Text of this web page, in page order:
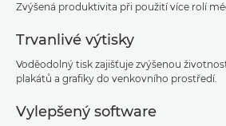
Zvýšená produktivita při použití více rolí
Trvanlivé výtisky
Voděodolný tisk zajišťuje zvýšenou
plakátů a grafiky do venkovního prostředí.
Vylepšený software